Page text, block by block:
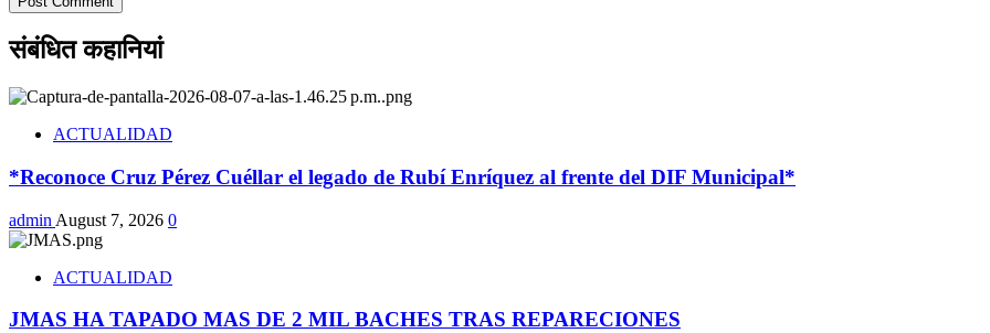
संबंधित कहानियां
ACTUALIDAD
*Reconoce Cruz Pérez Cuéllar el legado de Rubí Enríquez al frente del DIF Municipal*
admin August 7, 2026 0
ACTUALIDAD
JMAS HA TAPADO MAS DE 2 MIL BACHES TRAS REPARECIONES